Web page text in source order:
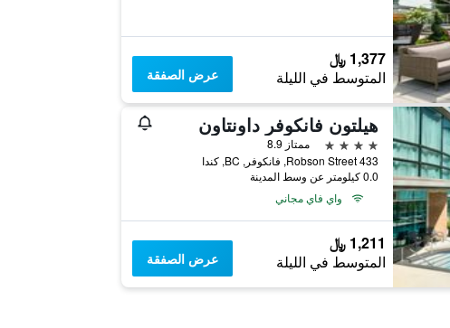
1,377 ﷼
المتوسط في الليلة عرض الصفقة
هيلتون فانكوفر داونتاون
4 نجوم
ممتاز 8.9
433 Robson Street, فانكوفر, BC, كندا
0.0 كيلومتر عن وسط المدينة
واي فاي مجاني
1,211 ﷼
المتوسط في الليلة عرض الصفقة